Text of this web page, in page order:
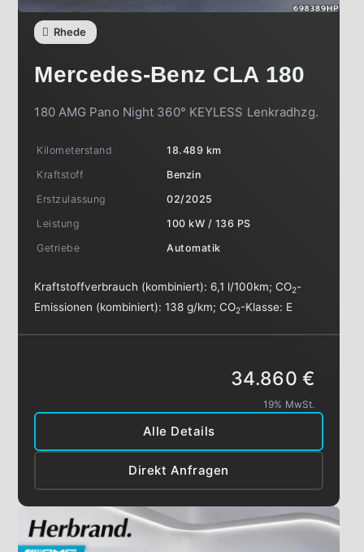
Rhede
Mercedes-Benz CLA 180
180 AMG Pano Night 360° KEYLESS Lenkradhzg.
Kilometerstand
18.489 km
Kraftstoff
Benzin
Erstzulassung
02/2025
Leistung
100 kW / 136 PS
Getriebe
Automatik
Kraftstoffverbrauch (kombiniert): 6,1 l/100km;CO2-
Emissionen (kombiniert):138 g/km;CO2-Klasse: E
Alle Details
Direkt Anfragen
34.860 €
19% MwSt.